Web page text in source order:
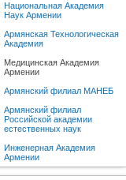
Национальная Академия
Наук Армении
Армянская Технологическая
Академия
Медицинская Академия
Армении
Армянский филиал МАНЕБ
Армянский филиал
Российской академии
естественных наук
Инженерная Академия
Армении